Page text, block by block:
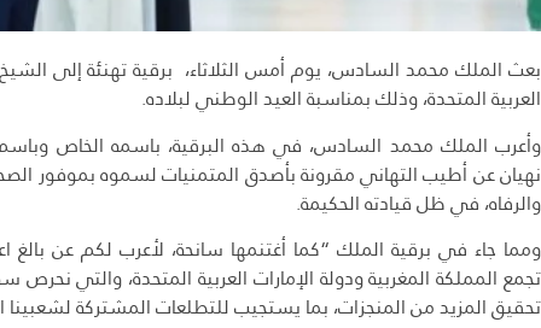
بعث الملك محمد السادس، يوم أمس الثلاثاء، برقية تهنئة إلى
العربية المتحدة، وذلك بمناسبة العيد الوطني لبلاده.
وأعرب الملك محمد السادس، في هذه البرقية، باسمه الخاص
نهيان عن أطيب التهاني مقرونة بأصدق المتمنيات لسموه بموفور
والرفاه، في ظل قيادته الحكيمة.
ومما جاء في برقية الملك “كما أغتنمها سانحة، لأعرب لكم عن بالغ
تجمع المملكة المغربية ودولة الإمارات العربية المتحدة، والتي
تحقيق المزيد من المنجزات، بما يستجيب للتطلعات المشتركة